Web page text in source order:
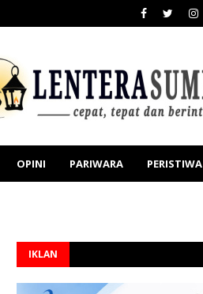
OPINI PARIWARA PERISTIWA
IKLAN